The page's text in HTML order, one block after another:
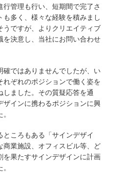
管理も行い、短期間で完了さ
多く、様々な経験を積みまし
うですが、よりクリエイティブ
を決意し、当社にお問い合わせ
ではありませんでしたが、い
れぞれのポジションで働く姿を
ました。その質疑応答を通
ザインに携わるポジションに興
ころもある「サインデザイ
商業施設、オフィスビル等、ど
果たすサインデザインに計画